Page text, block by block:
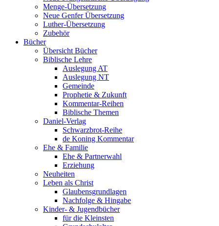
Menge-Übersetzung
Neue Genfer Übersetzung
Luther-Übersetzung
Zubehör
Bücher
Übersicht Bücher
Biblische Lehre
Auslegung AT
Auslegung NT
Gemeinde
Prophetie & Zukunft
Kommentar-Reihen
Biblische Themen
Daniel-Verlag
Schwarzbrot-Reihe
de Koning Kommentar
Ehe & Familie
Ehe & Partnerwahl
Erziehung
Neuheiten
Leben als Christ
Glaubensgrundlagen
Nachfolge & Hingabe
Kinder- & Jugendbücher
für die Kleinsten